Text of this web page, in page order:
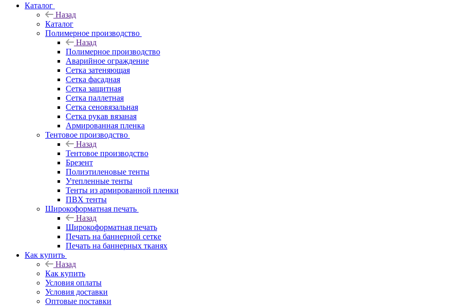
Каталог
Назад
Каталог
Полимерное производство
Назад
Полимерное производство
Аварийное ограждение
Сетка затеняющая
Сетка фасадная
Сетка защитная
Сетка паллетная
Сетка сеновязальная
Сетка рукав вязаная
Армированная пленка
Тентовое производство
Назад
Тентовое производство
Брезент
Полиэтиленовые тенты
Утепленные тенты
Тенты из армированной пленки
ПВХ тенты
Широкоформатная печать
Назад
Широкоформатная печать
Печать на баннерной сетке
Печать на баннерных тканях
Как купить
Назад
Как купить
Условия оплаты
Условия доставки
Оптовые поставки